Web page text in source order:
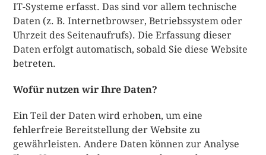
IT-Systeme erfasst. Das sind vor allem technische
Daten (z. B. Internetbrowser, Betriebssystem oder
Uhrzeit des Seitenaufrufs). Die Erfassung dieser
Daten erfolgt automatisch, sobald Sie diese Website
betreten.
Wofür nutzen wir Ihre Daten?
Ein Teil der Daten wird erhoben, um eine
fehlerfreie Bereitstellung der Website zu
gewährleisten. Andere Daten können zur Analyse